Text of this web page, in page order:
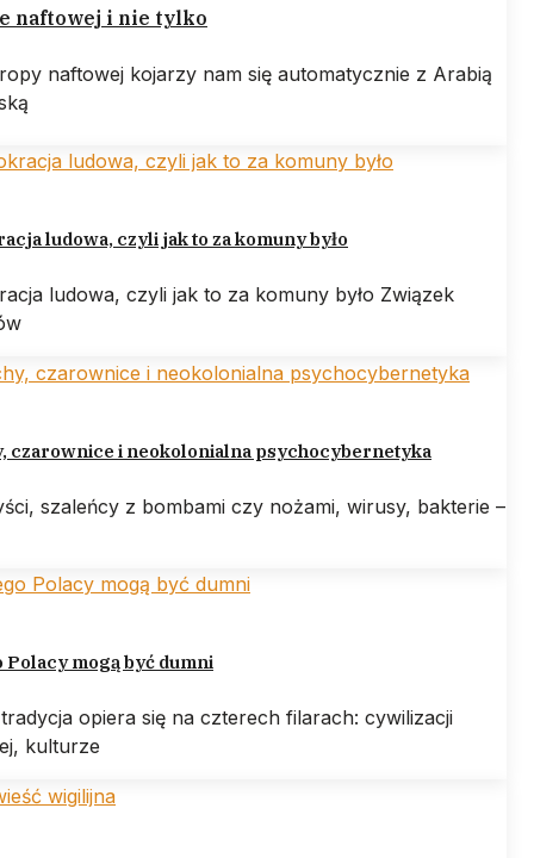
naftowej i nie tylko
naftowej kojarzy nam się automatycznie z Arabią
ludowa, czyli jak to za komuny było
ludowa, czyli jak to za komuny było Związek
czarownice i neokolonialna psychocybernetyka
szaleńcy z bombami czy nożami, wirusy, bakterie –
Polacy mogą być dumni
opiera się na czterech filarach: cywilizacji
kulturze